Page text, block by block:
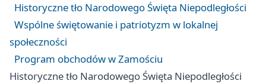
Historyczne tło Narodowego Święta Niepodległości
Wspólne świętowanie i patriotyzm w lokalnej
społeczności
Program obchodów w Zamościu
Historyczne tło Narodowego Święta Niepodległości